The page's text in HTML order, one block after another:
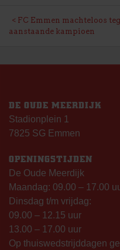
BERICHT
FC Emmen machteloos
aanstaande kampioen
DE OUDE MEERDIJK
Stadionplein 1
7825 SG Emmen
OPENINGSTIJDEN
De Oude Meerdijk
Maandag: 09.00 – 17.00
Dinsdag t/m vrijdag:
09.00 – 12.15 uur
13.00 – 17.00 uur
Op thuiswedstrijddagen